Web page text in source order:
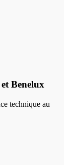
Benelux
technique au